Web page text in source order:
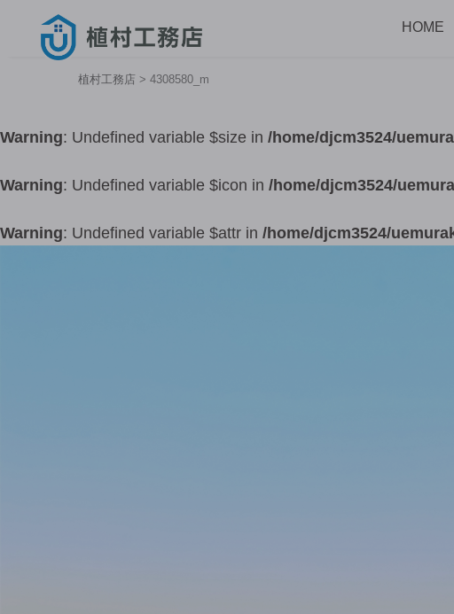
HOME
植村工務店 > 4308580_m
Warning: Undefined variable $size in /home/djcm3524/
Warning: Undefined variable $icon in /home/djcm3524/
Warning: Undefined variable $attr in /home/djcm3524/